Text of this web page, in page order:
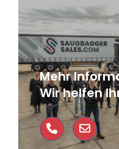
Mehr
Wir helfen